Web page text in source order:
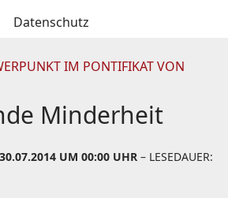
Datenschutz
IM PONTIFIKAT VON
Minderheit
30.07.2014 UM 00:00 UHR – LESEDAUER: